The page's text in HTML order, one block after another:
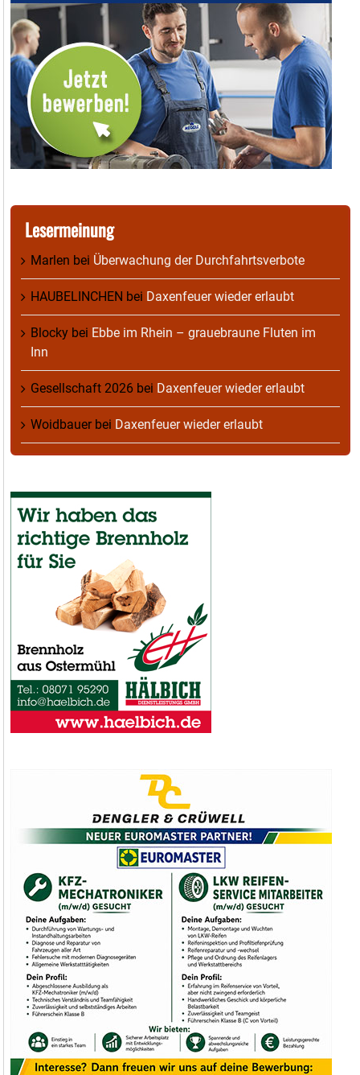
Lesermeinung
Marlen bei Überwachung der Durchfahrtsverbote
HAUBELINCHEN bei Daxenfeuer wieder erlaubt
Blocky bei Ebbe im Rhein – grauebraune Fluten im
Inn
Gesellschaft 2026 bei Daxenfeuer wieder erlaubt
Woidbauerbei Daxenfeuer wieder erlaubt